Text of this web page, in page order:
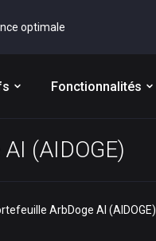
optimale
Fonctionnalités
(AIDOGE)
ArbDoge AI (AIDOGE)